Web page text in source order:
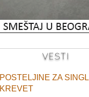
VESTI
POSTELJINE ZA SINGL
KREVET